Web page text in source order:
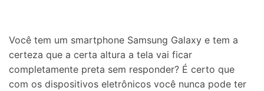
Você tem um smartphone Samsung Galaxy e tem a
certeza que a certa altura a tela vai ficar
completamente preta sem responder? É certo que
com os dispositivos eletrônicos você nunca pode ter